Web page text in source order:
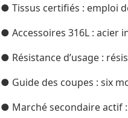
● Tissus certifiés : emploi
● Accessoires 316L : acier
● Résistance d’usage :
● Guide des coupes : six
● Marché secondaire actif